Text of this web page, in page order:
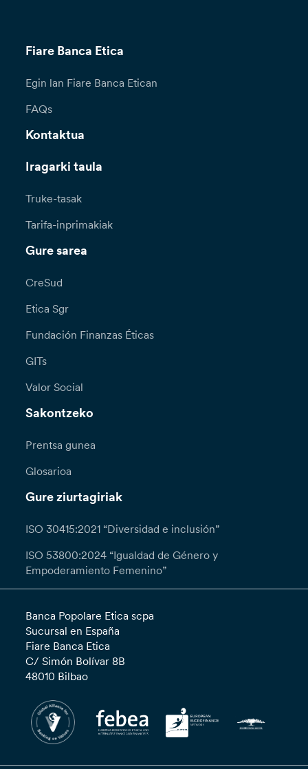
Fiare Banca Etica
Egin lan Fiare Banca Etican
FAQs
Kontaktua
Iragarki taula
Truke-tasak
Tarifa-inprimakiak
Gure sarea
CreSud
Etica Sgr
Fundación Finanzas Éticas
GITs
Valor Social
Sakontzeko
Prentsa gunea
Glosarioa
Gure ziurtagiriak
ISO 30415:2021 “Diversidad e inclusión”
ISO 53800:2024 “Igualdad de Género y
Empoderamiento Femenino”
Banca Popolare Etica scpa
Sucursal en España
Fiare Banca Etica
C/ Simón Bolívar 8B
48010 Bilbao